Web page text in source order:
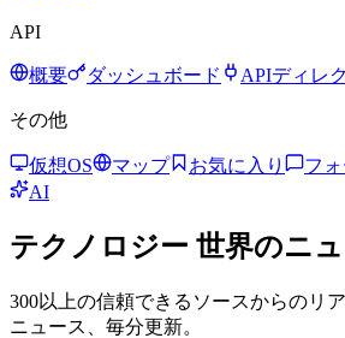
API
概要 ダッシュボード APIディレ
その他
仮想OS マップ お気に入り フ
AI
テクノロジー 世界のニ
300以上の信頼できるソースからのリ
ニュース、毎分更新。